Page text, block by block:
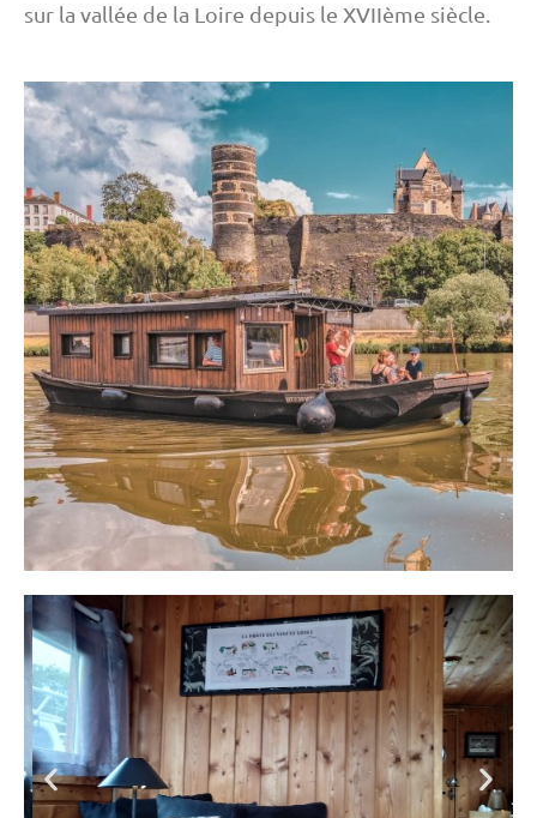
sur la vallée de la Loire depuis le XVIIème siècle.